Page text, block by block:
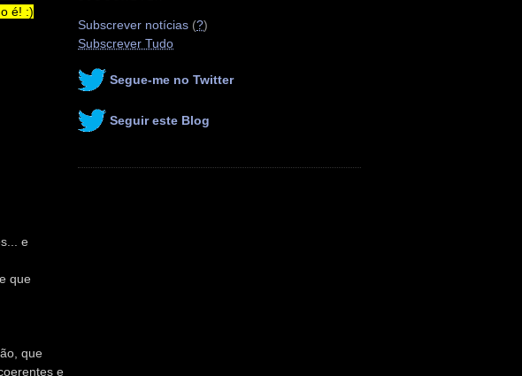
é! :)
e
que
que
e
Subscrever notícias (?)
Subscrever Tudo
Segue-me no Twitter
Seguir este Blog